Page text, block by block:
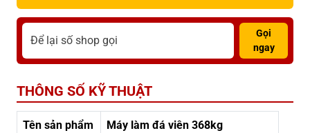
Gọi
ngay
THÔNG SỐ KỸ THUẬT
Tên sản phẩm Máy làm đá viên 368kg